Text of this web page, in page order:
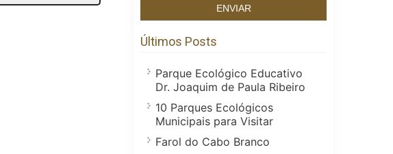
Últimos Posts
Parque Ecológico Educativo
Dr. Joaquim de Paula Ribeiro
10 Parques Ecológicos
Municipais para Visitar
Farol do Cabo Branco